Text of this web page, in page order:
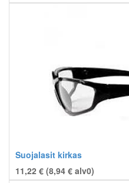
Suojalasit kirkas
11,22 € (8,94 € alv0)